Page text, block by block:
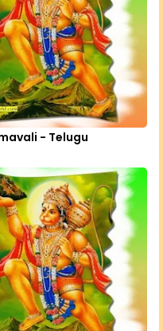
- Telugu